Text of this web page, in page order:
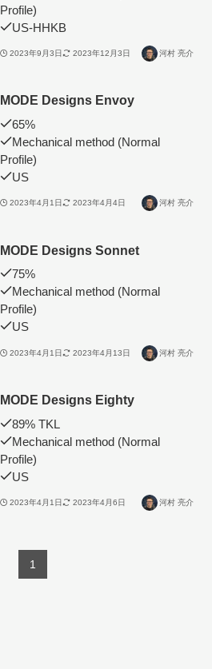
Profile)
US-HHKB
2023年9月3日 2023年12月3日 河村 亮介
MODE Designs Envoy
65%
Mechanical method (Normal
Profile)
US
2023年4月1日 2023年4月4日 河村 亮介
MODE Designs Sonnet
75%
Mechanical method (Normal
Profile)
US
2023年4月1日 2023年4月13日 河村 亮介
MODE Designs Eighty
89% TKL
Mechanical method (Normal
Profile)
US
2023年4月1日 2023年4月6日 河村 亮介
1